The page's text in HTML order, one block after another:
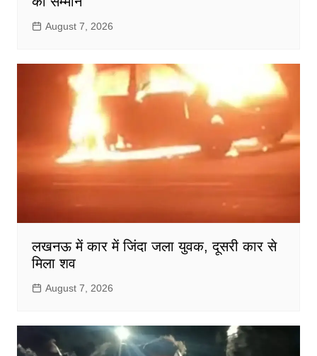
August 7, 2026
लखनऊ में कार में जिंदा जला युवक, दूसरी कार से
मिला शव
August 7, 2026